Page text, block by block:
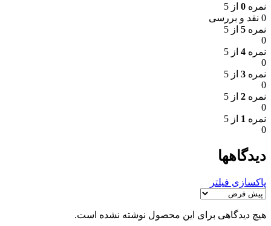
نمره 0 از 5
0 نقد و بررسی
نمره 5 از 5
0
نمره 4 از 5
0
نمره 3 از 5
0
نمره 2 از 5
0
نمره 1 از 5
0
دیدگاهها
پاکسازی فیلتر
هیچ دیدگاهی برای این محصول نوشته نشده است.